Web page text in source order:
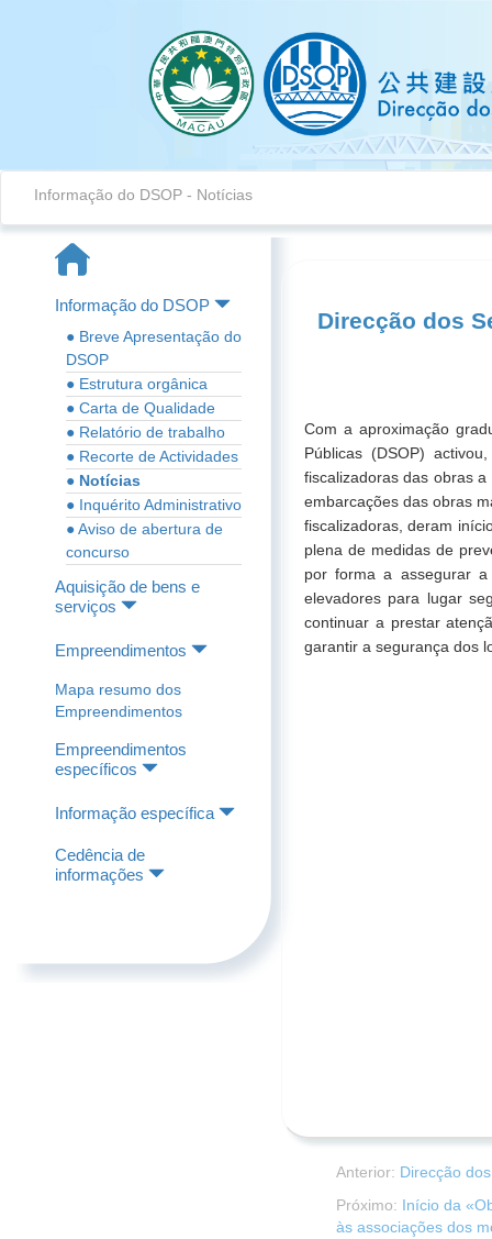
Informação do DSOP - Notícias
Informação do DSOP
● Breve Apresentação do
DSOP
● Estrutura orgânica
● Carta de Qualidade
● Relatório de trabalho
● Recorte de Actividades
● Notícias
● Inquérito Administrativo
● Aviso de abertura de
concurso
Aquisição de bens e
serviços
Empreendimentos
Mapa resumo dos
Empreendimentos
Empreendimentos
específicos
Informação específica
Cedência de
informações
Direcção dos
Com a aproximação
Públicas (DSOP)
fiscalizadoras das obras
embarcações das obras
fiscalizadoras, deram
plena de medidas de
por forma a assegurar
elevadores para lugar
continuar a prestar
garantir a segurança dos
Anterior: Direcção
Próximo: Início da
às associações dos